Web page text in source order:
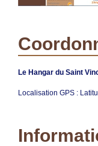
Le Hangar du Saint
Localisation GPS :